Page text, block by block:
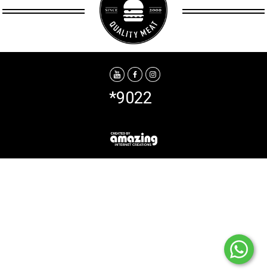
*9022